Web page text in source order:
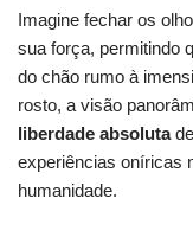
Imagine fechar os
sua força, permitindo
do chão rumo à
rosto, a visão
liberdade absoluta
experiências oníricas
humanidade.